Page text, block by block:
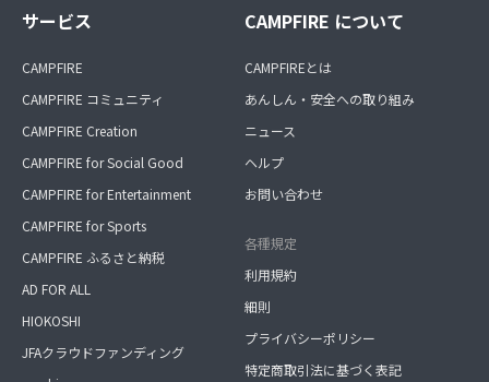
サービス
CAMPFIRE
CAMPFIRE コミュニティ
CAMPFIRE Creation
CAMPFIRE for Social Good
CAMPFIRE for Entertainment
CAMPFIRE for Sports
CAMPFIRE ふるさと納税
AD FOR ALL
HIOKOSHI
JFAクラウドファンディング
CAMPFIRE について
CAMPFIREとは
あんしん・安全への取り組み
ニュース
ヘルプ
お問い合わせ
各種規定
利用規約
細則
プライバシーポリシー
特定商取引法に基づく表記